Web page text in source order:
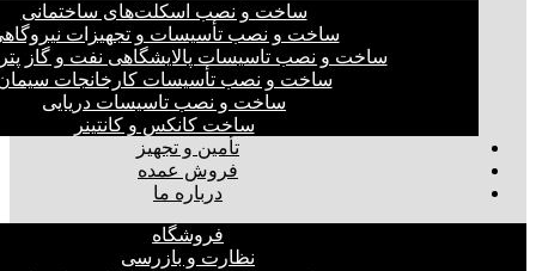
ساخت و نصب اسکلت‌های ساختمانی
ساخت و نصب تأسیسات و تجهیزات
ساخت و نصب تاسیسات پالایشگاهی نفت و گاز
ساخت و نصب تأسیسات کارخانجات
ساخت و نصب تاسیسات دریایی
ساخت کانکس و کانتینر
تأمین و تجهیز
فروش عمده
درباره ما
فروشگاه
نظارت و بازرسی